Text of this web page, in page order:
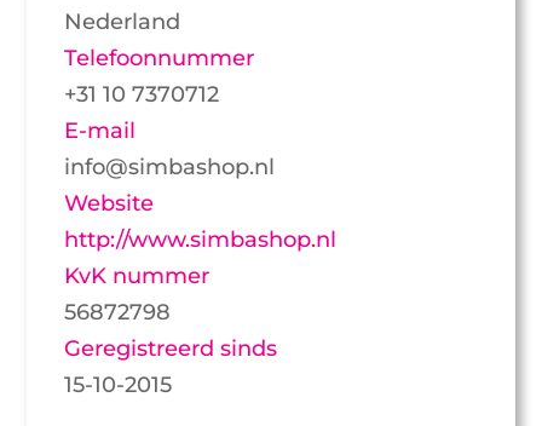
Nederland
Telefoonnummer
+31 10 7370712
E-mail
info@simbashop.nl
Website
http://www.simbashop.nl
KvK nummer
56872798
Geregistreerd sinds
15-10-2015